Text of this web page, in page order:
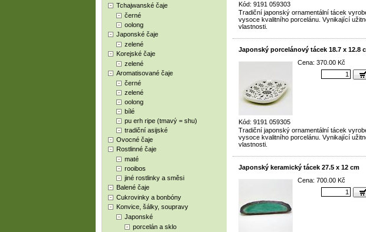
Tchajwanské čaje
černé
oolong
Japonské čaje
zelené
Korejské čaje
zelené
Aromatisované čaje
černé
zelené
oolong
bílé
pu erh ripe (tmavý = shu)
tradiční asijské
Ovocné čaje
Rostlinné čaje
maté
rooibos
jiné rostlinky a směsi
Balené čaje
Cukrovinky a bonbóny
Konvice, šálky, soupravy
Japonské
porcelán a sklo
Kód: 9191 059303
Tradiční japonský ornamentální tácek
vysoce kvalitního porcelánu. Vynikající
vlastnosti.
Japonský porcelánový tácek 18.7 x 12.8
Kód: 9191 059305
Cena: 370.00 Kč
Tradiční japonský ornamentální tácek
vysoce kvalitního porcelánu. Vynikající
vlastnosti.
Japonský keramický tácek 27.5 x 12 cm
Cena: 700.00 Kč